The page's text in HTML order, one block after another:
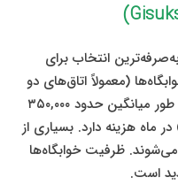
انتخاب برای
(معمولاً اتاق‌های دو
تا چهار نفره) بسیار متغیر است اما به طور میانگین حدود ۳۵۰,۰۰۰
وُن (تقریباً ۳۰۰ تا ۶۵۰ دلار) در ماه هزینه دارد. بسیاری از
ظرفیت خوابگاه‌ها
است.